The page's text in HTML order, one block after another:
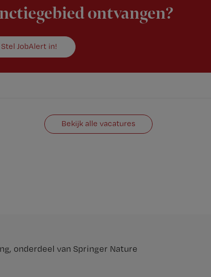
ontvangen?
Stel JobAlert in!
Bekijk alle vacatures
, onderdeel van Springer Nature